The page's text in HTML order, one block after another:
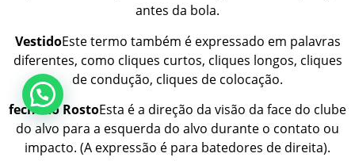
antes da bola.
VestidoEste termo também é expressado em palavras
diferentes, como cliques curtos, cliques longos, cliques
de condução, cliques de colocação.
fechado RostoEsta é a direção da visão da face do clube
do alvo para a esquerda do alvo durante o contato ou
impacto. (A expressão é para batedores de direita).